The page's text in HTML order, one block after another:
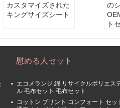
カスタマイズされた
キングサイズシート
の
ト
慰める人セット
エコメランジ 綿 リサイクルポリエス
ル 毛布セット 毛布セット
コットン プリント コンフォート セッ